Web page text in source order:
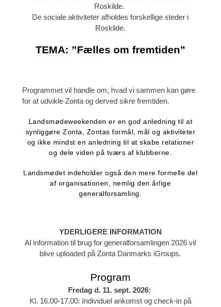
Roskilde.
De sociale aktiviteter afholdes forskellige steder i
Roskilde.
TEMA: ”Fælles om fremtiden”
Programmet vil handle om, hvad vi sammen kan gøre
for at udvikle Zonta og derved sikre fremtiden.
Landsmødeweekenden er en god anledning til at
synliggøre Zonta, Zontas formål, mål og aktiviteter
og ikke mindst en anledning til at skabe relationer
og dele viden på tværs af klubberne.
Landsmødet indeholder også den mere formelle del
af organisationen, nemlig den årlige
generalforsamling.
YDERLIGERE INFORMATION
Al information til brug for generalforsamlingen 2026 vil
blive uploaded på Zonta Danmarks iGroups.
Program
Fredag d. 11. sept. 2026:
Kl. 16.00-17.00: Individuel ankomst og check-in på